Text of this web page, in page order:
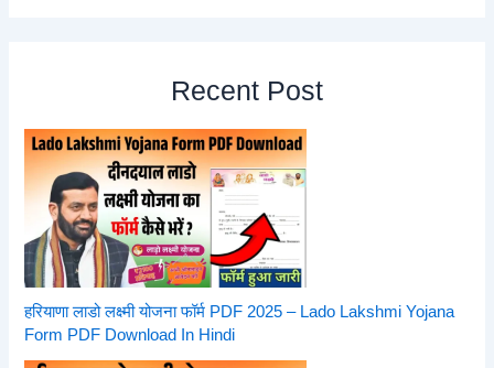
Recent Post
हरियाणा लाडो लक्ष्मी योजना फॉर्म PDF 2025 – Lado Lakshmi Yojana
Form PDF Download In Hindi